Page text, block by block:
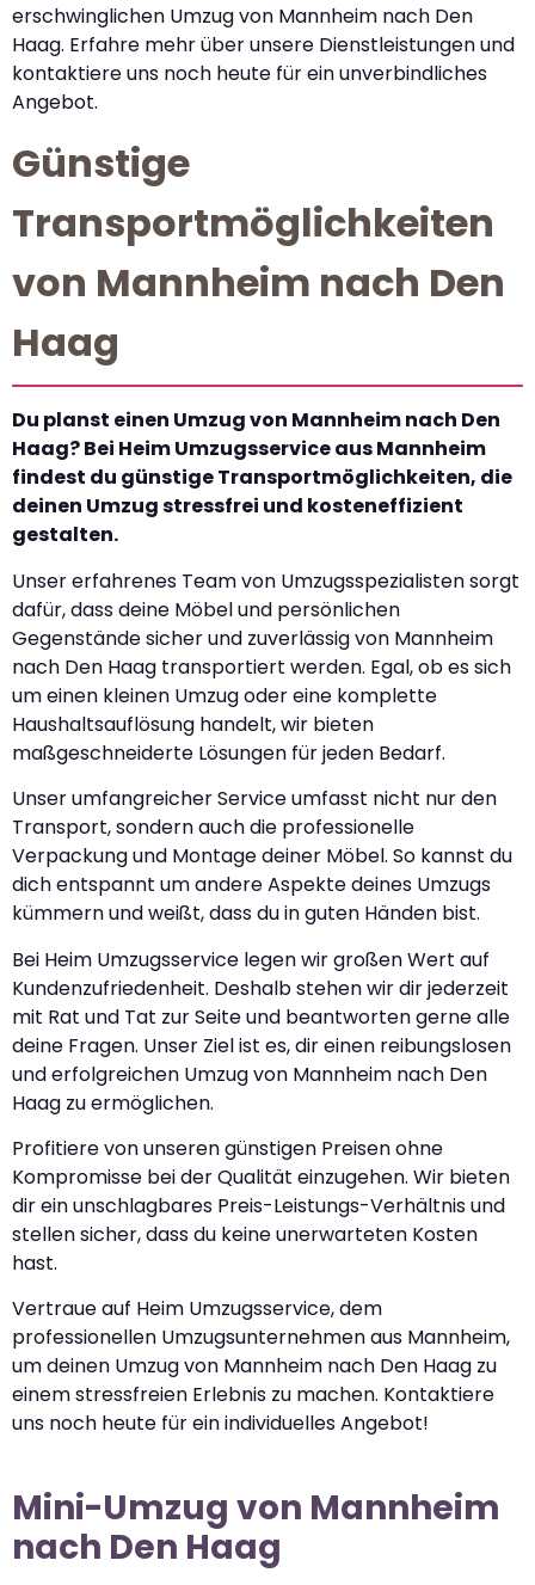
erschwinglichen Umzug von Mannheim nach Den
Haag. Erfahre mehr über unsere Dienstleistungen und
kontaktiere uns noch heute für ein unverbindliches
Angebot.
Günstige
Transportmöglichkeiten
von Mannheim nach Den
Haag
Du planst einen Umzug von Mannheim nach Den
Haag? Bei Heim Umzugsservice aus Mannheim
findest du günstige Transportmöglichkeiten, die
deinen Umzug stressfrei und kosteneffizient
gestalten.
Unser erfahrenes Team von Umzugsspezialisten sorgt
dafür, dass deine Möbel und persönlichen
Gegenstände sicher und zuverlässig von Mannheim
nach Den Haag transportiert werden. Egal, ob es sich
um einen kleinen Umzug oder eine komplette
Haushaltsauflösung handelt, wir bieten
maßgeschneiderte Lösungen für jeden Bedarf.
Unser umfangreicher Service umfasst nicht nur den
Transport, sondern auch die professionelle
Verpackung und Montage deiner Möbel. So kannst du
dich entspannt um andere Aspekte deines Umzugs
kümmern und weißt, dass du in guten Händen bist.
Bei Heim Umzugsservice legen wir großen Wert auf
Kundenzufriedenheit. Deshalb stehen wir dir jederzeit
mit Rat und Tat zur Seite und beantworten gerne alle
deine Fragen. Unser Ziel ist es, dir einen reibungslosen
und erfolgreichen Umzug von Mannheim nach Den
Haag zu ermöglichen.
Profitiere von unseren günstigen Preisen ohne
Kompromisse bei der Qualität einzugehen. Wir bieten
dir ein unschlagbares Preis-Leistungs-Verhältnis und
stellen sicher, dass du keine unerwarteten Kosten
hast.
Vertraue auf Heim Umzugsservice, dem
professionellen Umzugsunternehmen aus Mannheim,
um deinen Umzug von Mannheim nach Den Haag zu
einem stressfreien Erlebnis zu machen. Kontaktiere
uns noch heute für ein individuelles Angebot!
Mini-Umzug von Mannheim
nach Den Haag